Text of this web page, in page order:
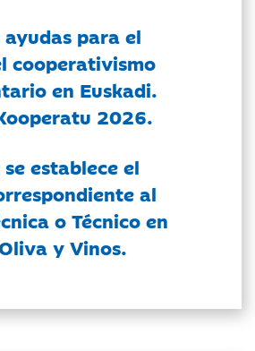
ayudas para el
cooperativismo
en Euskadi.
2026.
se establece el
al
o Técnico en
y Vinos.